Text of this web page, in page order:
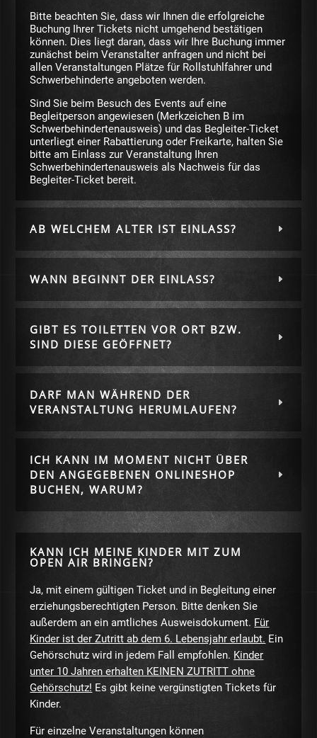
Bitte beachten Sie, dass wir Ihnen die erfolgreiche
Buchung Ihrer Tickets nicht umgehend bestätigen
können. Dies liegt daran, dass wir Ihre Buchung immer
zunächst beim Veranstalter anfragen und nicht bei
allen Veranstaltungen Plätze für Rollstuhlfahrer und
Schwerbehinderte angeboten werden.
Sind Sie beim Besuch des Events auf eine
Begleitperson angewiesen (Merkzeichen B im
Schwerbehindertenausweis) und das Begleiter-Ticket
unterliegt einer Rabattierung oder Freikarte, halten Sie
bitte am Einlass zur Veranstaltung Ihren
Schwerbehindertenausweis als Nachweis für das
Begleiter-Ticket bereit.
AB WELCHEM ALTER IST EINLASS?
WANN BEGINNT DER EINLASS?
GIBT ES TOILETTEN VOR ORT BZW.
SIND DIESE GEÖFFNET?
DARF MAN WÄHREND DER
VERANSTALTUNG HERUMLAUFEN?
ICH KANN IM MOMENT NICHT ÜBER
DEN ANGEGEBENEN ONLINESHOP
BUCHEN, WARUM?
KANN ICH MEINE KINDER MIT ZUM
OPEN AIR BRINGEN?
Ja, mit einem gültigen Ticket und in Begleitung einer
erziehungsberechtigten Person. Bitte denken Sie
außerdem an ein amtliches Ausweisdokument. Für
Kinder ist der Zutritt ab dem 6. Lebensjahr erlaubt. Ein
Gehörschutz wird in jedem Fall empfohlen. Kinder
unter 10 Jahren erhalten KEINEN ZUTRITT ohne
Gehörschutz! Es gibt keine vergünstigten Tickets für
Kinder.
Für einzelne Veranstaltungen können